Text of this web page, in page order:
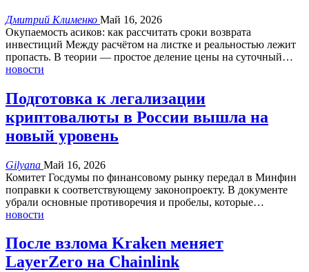
Дмитрий Клименко Май 16, 2026
Окупаемость асиков: как рассчитать сроки возврата
инвестиций Между расчётом на листке и реальностью лежит
пропасть. В теории — простое деление цены на суточный…
новости
Подготовка к легализации
криптовалюты в России вышла на
новый уровень
Gilyana Май 16, 2026
Комитет Госдумы по финансовому рынку передал в Минфин
поправки к соответствующему законопроекту. В документе
убрали основные противоречия и пробелы, которые…
новости
После взлома Kraken меняет
LayerZero на Chainlink